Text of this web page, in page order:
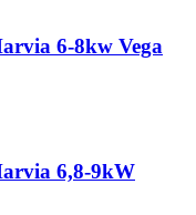
6-8kw Vega
6,8-9kW